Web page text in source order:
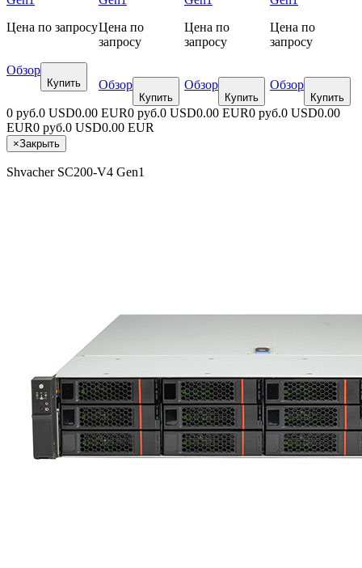
Цена по запросу
Обзор
Купить
Цена по
запросу
Обзор
Купить
Цена по
запросу
Обзор
Купить
Цена по
запросу
Обзор
Купить
0 руб.0 USD0.00 EUR0 руб.0 USD0.00 EUR0 руб.0 USD0.00
EUR0 руб.0 USD0.00 EUR
×Закрыть
Shvacher SC200-V4 Gen1